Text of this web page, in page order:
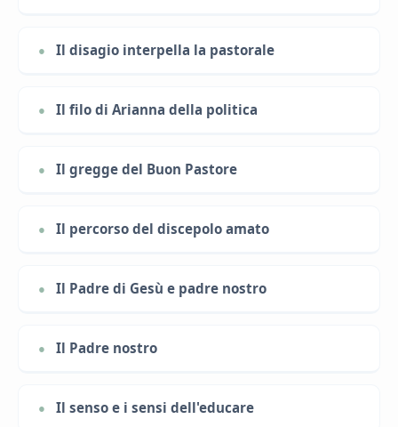
Il disagio interpella la pastorale
Il filo di Arianna della politica
Il gregge del Buon Pastore
Il percorso del discepolo amato
Il Padre di Gesù e padre nostro
Il Padre nostro
Il senso e i sensi dell'educare